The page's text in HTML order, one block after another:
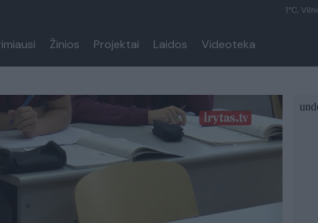
1°C,
Žinios Projektai Laidos Videoteka